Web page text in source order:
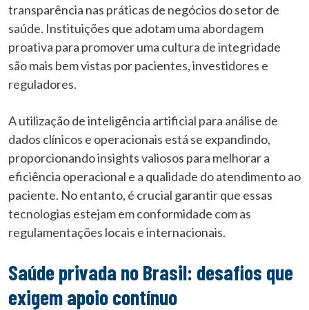
transparência nas práticas de negócios do setor de
saúde. Instituições que adotam uma abordagem
proativa para promover uma cultura de integridade
são mais bem vistas por pacientes, investidores e
reguladores.
A utilização de inteligência artificial para análise de
dados clínicos e operacionais está se expandindo,
proporcionando insights valiosos para melhorar a
eficiência operacional e a qualidade do atendimento ao
paciente. No entanto, é crucial garantir que essas
tecnologias estejam em conformidade com as
regulamentações locais e internacionais.
Saúde privada no Brasil: desafios que
exigem apoio contínuo